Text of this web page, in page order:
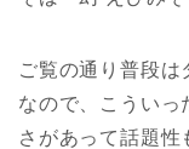
ご覧の通り普段は
なので、こういっ
さがあって話題